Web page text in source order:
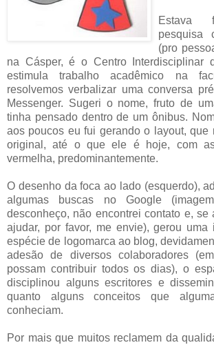
Estava
pesquisa
(pro
na Cásper, é o Centro Interdisciplinar
estimula trabalho acadêmico na
resolvemos verbalizar uma conversa
Messenger. Sugeri o nome, fruto de
tinha pensado dentro de um ônibus.
aos poucos eu fui gerando o layout, que
original, até o que ele é hoje, com
vermelha, predominantemente.
O desenho da foca ao lado (esquerdo),
algumas buscas no Google
desconheço, não encontrei contato e, se
ajudar, por favor, me envie), gerou uma
espécie de logomarca ao blog,
adesão de diversos colaboradores
possam contribuir todos os dias), o
disciplinou alguns escritores e
quanto alguns conceitos que
conheciam.
Por mais que muitos reclamem da